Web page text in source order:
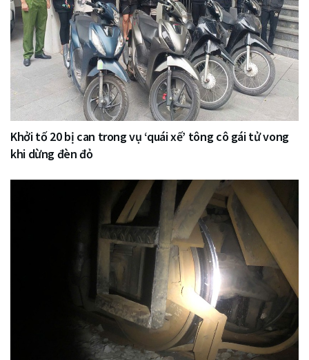
Khởi tố 20 bị can trong vụ ‘quái xế’ tông cô gái tử vong
khi dừng đèn đỏ